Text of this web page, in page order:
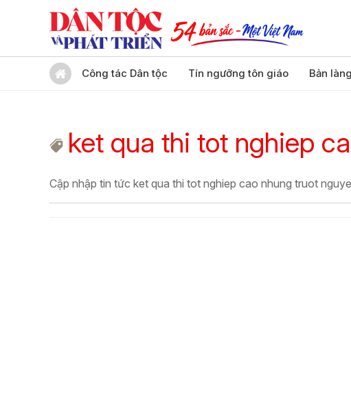
Công tác Dân tộc Tín ngưỡng tôn giáo Bản
ket qua thi tot nghiep
Cập nhập tin tức ket qua thi tot nghiep cao nhung truot